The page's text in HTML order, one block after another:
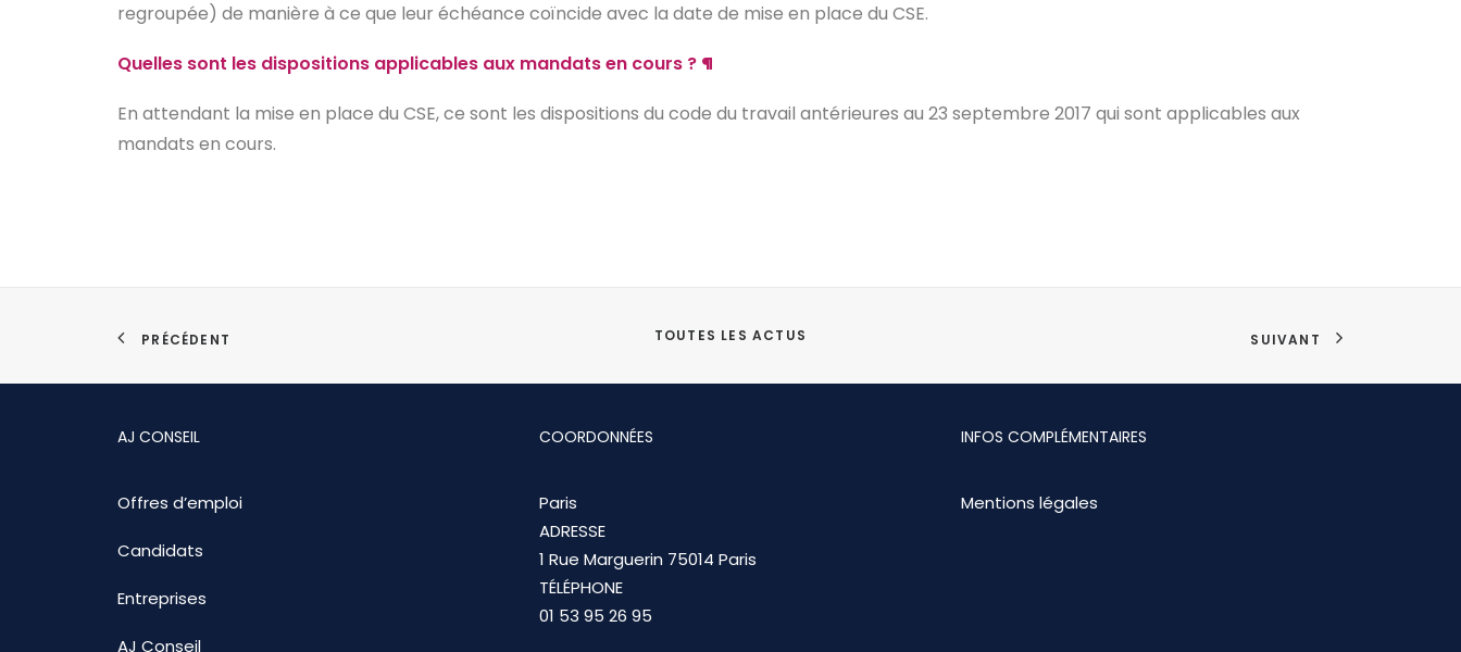
regroupée) de manière à ce que leur échéance coïncide avec la date de mise en place du CSE.
Quelles sont les dispositions applicables aux mandats en cours ? ¶
En attendant la mise en place du CSE, ce sont les dispositions du code du travail antérieures au 23 septembre 2017 qui sont applicables aux
mandats en cours.
PRÉCÉDENT TOUTES LES ACTUS SUIVANT
AJ CONSEIL
Offres d’emploi
Candidats
Entreprises
AJ Conseil
COORDONNÉES
Paris
ADRESSE
1 Rue Marguerin 75014 Paris
TÉLÉPHONE
01 53 95 26 95
INFOS COMPLÉMENTAIRES
Mentions légales